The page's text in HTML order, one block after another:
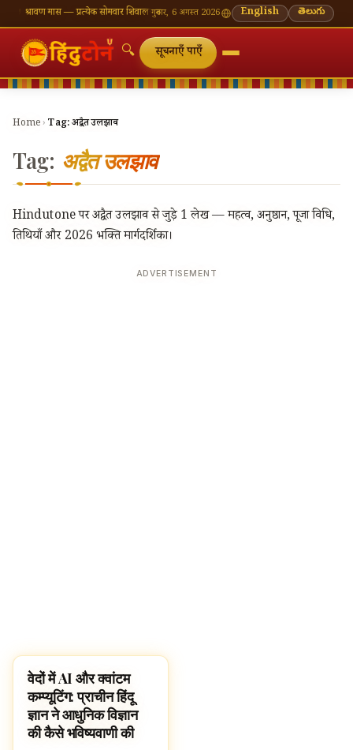
श्रावण मास — प्रत्येक सोमवार शिवालय दर्शन का महत्व🌸 गणेश चतुर्थी — भाद्रपद शुक्ल चतुर्थी ⛩
गुरुवार, 6 अगस्त 2026 English తెలుగు
🔍 सूचनाएँ पाएँ
Home › Tag:अद्वैत उलझाव
Tag: अद्वैत उलझाव
Hindutone पर अद्वैत उलझाव से जुड़े 1 लेख — महत्व, अनुष्ठान, पूजा विधि,
तिथियाँ और 2026 भक्ति मार्गदर्शिका।
ADVERTISEMENT
HINDUISM
वेदों में AI और क्वांटम
कम्प्यूटिंग: प्राचीन हिंदू
ज्ञान ने आधुनिक विज्ञान
की कैसे भविष्यवाणी की